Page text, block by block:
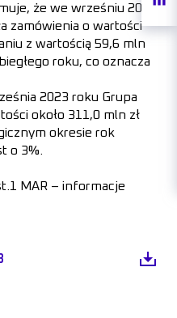
akcji
że we wrześniu 2023
zamówienia o wartości
z wartością 59,6 mln
roku, co oznacza
2023 roku Grupa
około 311,0 mln zł
okresie rok
o 3%.
MAR – informacje